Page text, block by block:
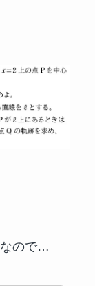
なので…